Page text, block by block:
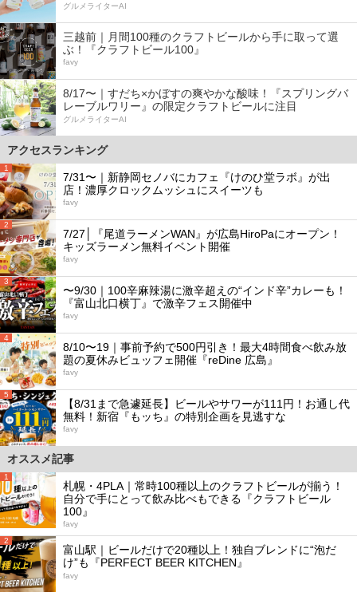
グルメライターAI
三越前｜月間100種のクラフトビールから手に取って選
ぶ！『クラフトビール100』
favy
8/17〜｜すだち×かぼすの爽やかな酸味！『スプリングバ
レーブルワリー』の限定クラフトビールに注目
グルメライターAI
アクセスランキング
1
7/31〜｜新静岡セノバにカフェ『けのひ堂ラボ』が出
店！濃厚クロックムッシュにスイーツも
favy
2
7/27│『尾道ラーメンWAN』が広島HiroPaにオープン！
キッズラーメン無料イベント開催
favy
3
〜9/30｜100辛麻辣湯に激辛超えの“インド辛”カレーも！
『富山北口横丁』で激辛フェス開催中
favy
4
8/10〜19｜事前予約で500円引き！最大4時間食べ飲み放
題の夏休みビュッフェ開催『reDine 広島』
favy
5
【8/31まで急遽延長】ビールやサワーが111円！お通し代
無料！新宿『もッち』の特別企画を見逃すな
favy
オススメ記事
1
札幌・4PLA｜常時100種以上のクラフトビールが揃う！
自分で手にとって飲み比べもできる『クラフトビール
100』
favy
2
富山駅｜ビールだけで20種以上！独自ブレンドに“泡だ
け”も『PERFECT BEER KITCHEN』
favy